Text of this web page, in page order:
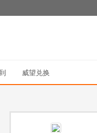
威望兑换